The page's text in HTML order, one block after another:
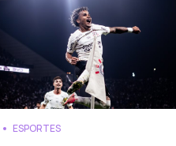
ESPORTES